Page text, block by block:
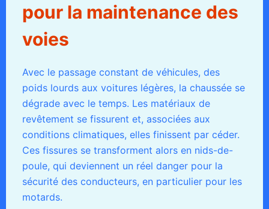
pour la maintenance des
voies
Avec le passage constant de véhicules, des
poids lourds aux voitures légères, la chaussée se
dégrade avec le temps. Les matériaux de
revêtement se fissurent et, associées aux
conditions climatiques, elles finissent par céder.
Ces fissures se transforment alors en nids-de-
poule, qui deviennent un réel danger pour la
sécurité des conducteurs, en particulier pour les
motards.